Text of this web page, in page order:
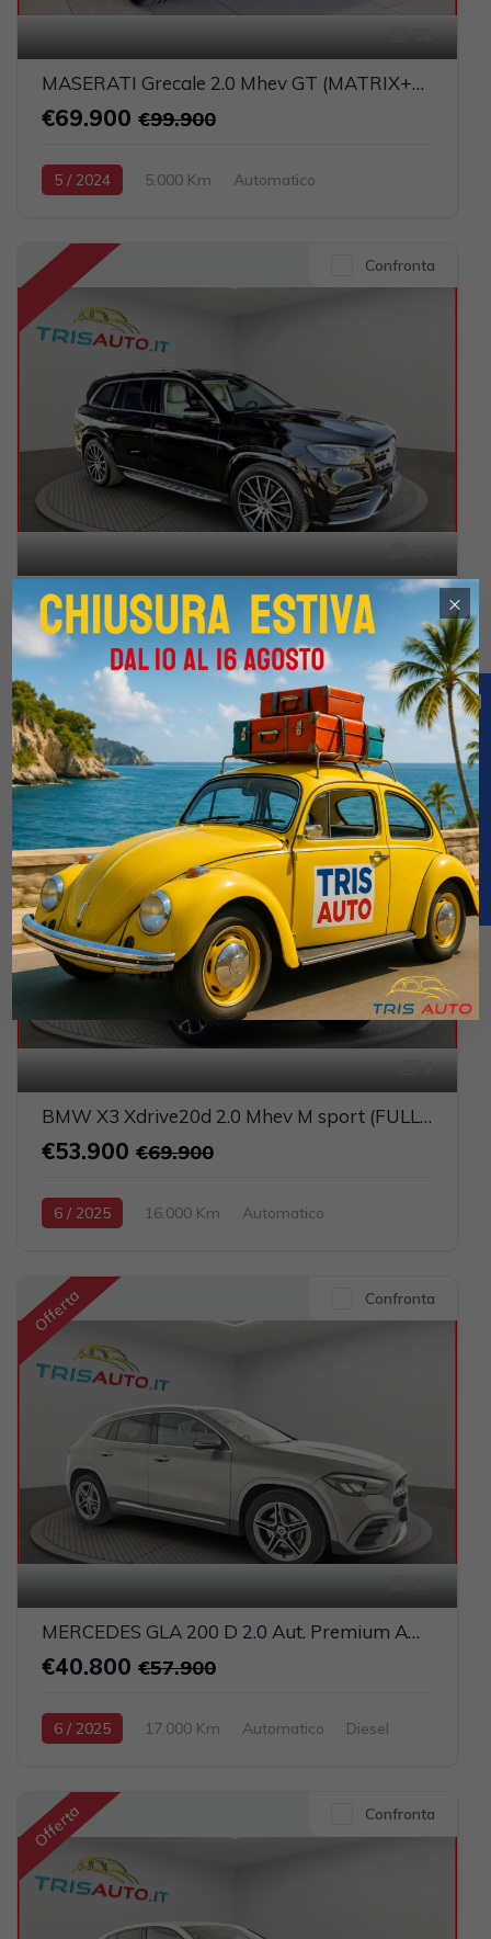
MASERATI Grecale 2.0 Mhev GT (MATRIX+PELLE+NAVI)
€69.900 €99.900
5 / 2024 5.000 Km
Automatico
1995cc 300CV / 221KW
Confronta
MERCEDES GLS 350 3.0 d Aut. Premium Plus 7 Posti (TETTO PANORAMICO APRIBILE)
€59.500€151.900
5 / 2022 98.045 Km Automatico
Diesel
Nero
5-porte 2925cc 286CV / 210KW
Offerta Confronta
BMW X3 Xdrive20d 2.0 Mhev M sport (FULL LED+PELLE)
€53.900 €69.900
6 / 2025 16.000 Km
Automatico
1995cc 190CV / 140KW
Offerta Confronta
MERCEDES GLA 200 D 2.0 Aut. Premium AMG (FULL LED+PELLE)
€40.800 €57.900
6 / 2025 17.000 Km Automatico
Diesel
Offerta Confronta
×